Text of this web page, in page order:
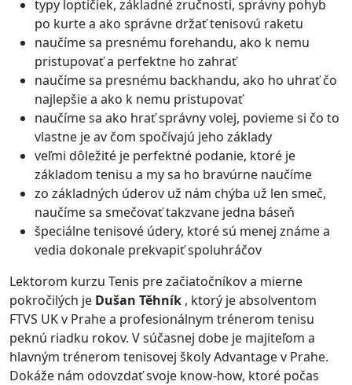
typy loptičiek, základné zručnosti, správny pohyb
po kurte a ako správne držať tenisovú raketu
naučíme sa presnému forehandu, ako k nemu
pristupovať a perfektne ho zahrať
naučíme sa presnému backhandu, ako ho uhrať čo
najlepšie a ako k nemu pristupovať
naučíme sa ako hrať správny volej, povieme si čo to
vlastne je av čom spočívajú jeho základy
veľmi dôležité je perfektné podanie, ktoré je
základom tenisu a my sa ho bravúrne naučíme
zo základných úderov už nám chýba už len smeč,
naučíme sa smečovať takzvane jedna báseň
špeciálne tenisové údery, ktoré sú menej známe a
vedia dokonale prekvapiť spoluhráčov
Lektorom kurzu Tenis pre začiatočníkov a mierne
pokročilých je Dušan Těhník , ktorý je absolventom
FTVS UK v Prahe a profesionálnym trénerom tenisu
peknú riadku rokov. V súčasnej dobe je majiteľom a
hlavným trénerom tenisovej školy Advantage v Prahe.
Dokáže nám odovzdať svoje know-how, ktoré počas